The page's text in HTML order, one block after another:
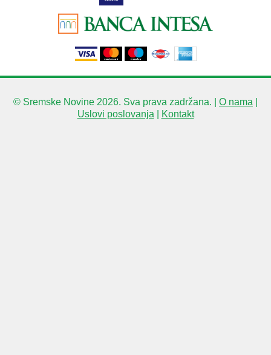
© Sremske Novine 2026. Sva prava zadržana. | O nama
Uslovi poslovanja
Kontakt